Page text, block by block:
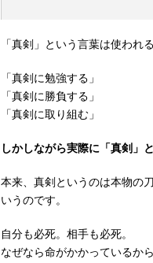
「真剣」という言葉は使われ
「真剣に勉強する」
「真剣に勝負する」
「真剣に取り組む」
しかしながら実際に「真剣」
本来、真剣というのは本物の
いうのです。
自分も必死。相手も必死。
なぜなら命がかかっているから